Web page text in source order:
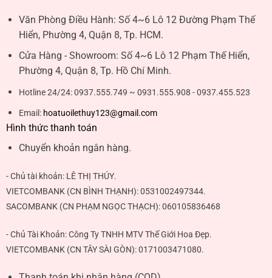
Văn Phòng Điều Hành: Số 4~6 Lô 12 Đường Phạm Thế
Hiển, Phường 4, Quận 8, Tp. HCM.
Cửa Hàng - Showroom: Số 4~6 Lô 12 Phạm Thế Hiển,
Phường 4, Quận 8, Tp. Hồ Chí Minh.
Hotline 24/24:0937.555.749 ~ 0931.555.908 - 0937.455.523
Email: hoatuoilethuy123@gmail.com
Hình thức thanh toán
Chuyển khoản ngân hàng.
- Chủ tài khoản: LÊ THỊ THÚY.
VIETCOMBANK (CN BÌNH THẠNH):0531002497344.
SACOMBANK (CN PHẠM NGỌC THẠCH):060105836468
- Chủ Tài Khoản: Công Ty TNHH MTV Thế Giới Hoa Đẹp.
VIETCOMBANK (CN TÂY SÀI GÒN):0171003471080.